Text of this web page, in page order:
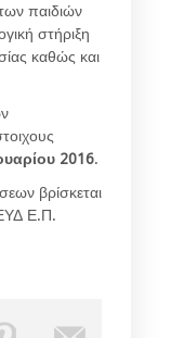
παιδιών
στήριξη
καθώς και
2016.
βρίσκεται
Ε.Π.